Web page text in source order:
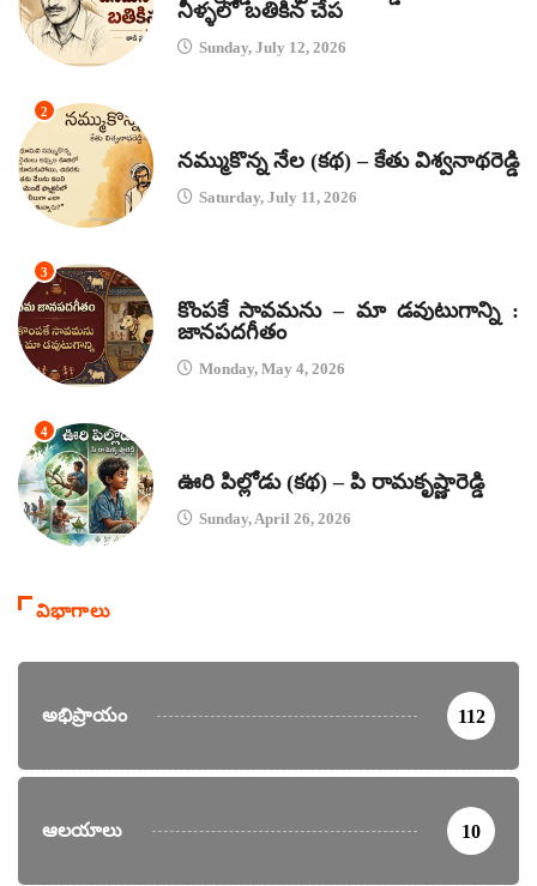
నీళ్ళలో బతికిన చేప
Sunday, July 12, 2026
2
నమ్ముకొన్న నేల (కథ) – కేతు విశ్వనాథరెడ్డి
Saturday, July 11, 2026
3
కొంపకే సావమను – మా డవుటుగాన్ని :
జానపదగీతం
Monday, May 4, 2026
4
ఊరి పిల్లోడు (కథ) – పి రామకృష్ణారెడ్డి
Sunday, April 26, 2026
విభాగాలు
అభిప్రాయం 112
ఆలయాలు 10